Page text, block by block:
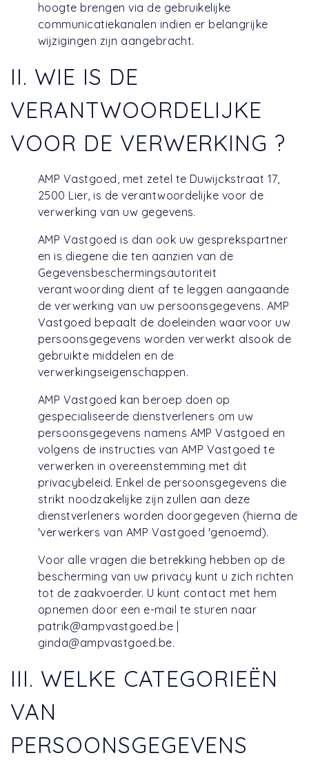
hoogte brengen via de gebruikelijke
communicatiekanalen indien er belangrijke
wijzigingen zijn aangebracht.
II. WIE IS DE
VERANTWOORDELIJKE
VOOR DE VERWERKING ?
AMP Vastgoed, met zetel te Duwijckstraat 17,
2500 Lier, is de verantwoordelijke voor de
verwerking van uw gegevens.
AMP Vastgoed is dan ook uw gesprekspartner
en is diegene die ten aanzien van de
Gegevensbeschermingsautoriteit
verantwoording dient af te leggen aangaande
de verwerking van uw persoonsgegevens. AMP
Vastgoed bepaalt de doeleinden waarvoor uw
persoonsgegevens worden verwerkt alsook de
gebruikte middelen en de
verwerkingseigenschappen.
AMP Vastgoed kan beroep doen op
gespecialiseerde dienstverleners om uw
persoonsgegevens namens AMP Vastgoed en
volgens de instructies van AMP Vastgoed te
verwerken in overeenstemming met dit
privacybeleid. Enkel de persoonsgegevens die
strikt noodzakelijke zijn zullen aan deze
dienstverleners worden doorgegeven (hierna de
'verwerkers van AMP Vastgoed 'genoemd).
Voor alle vragen die betrekking hebben op de
bescherming van uw privacy kunt u zich richten
tot de zaakvoerder. U kunt contact met hem
opnemen door een e-mail te sturen naar
patrik@ampvastgoed.be |
ginda@ampvastgoed.be.
III. WELKE CATEGORIEËN
VAN
PERSOONSGEGEVENS